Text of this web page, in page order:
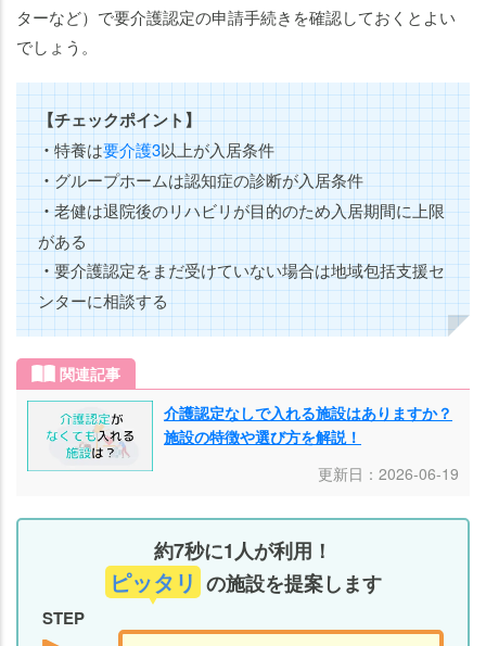
ターなど）で要介護認定の申請手続きを確認しておくとよい
でしょう。
【チェックポイント】
・特養は要介護3以上が入居条件
・グループホームは認知症の診断が入居条件
・老健は退院後のリハビリが目的のため入居期間に上限
がある
・要介護認定をまだ受けていない場合は地域包括支援セ
ンターに相談する
関連記事
介護認定なしで入れる施設はありますか？
施設の特徴や選び方を解説！
更新日：2026-06-19
約7秒に1人が利用！
ピッタリ の施設を提案します
STEP